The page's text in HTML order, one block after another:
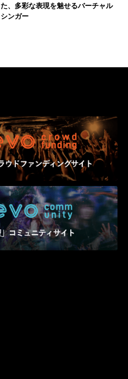
た、多彩な表現を魅せるバーチャル
シンガー